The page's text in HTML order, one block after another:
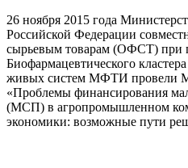
26 ноября 2015 года
Российской Федерации
сырьевым товарам (ОФСТ) при
Биофармацевтического
живых систем МФТИ провели
«Проблемы финансирования
(МСП) в агропромышленном
экономики: возможные пути